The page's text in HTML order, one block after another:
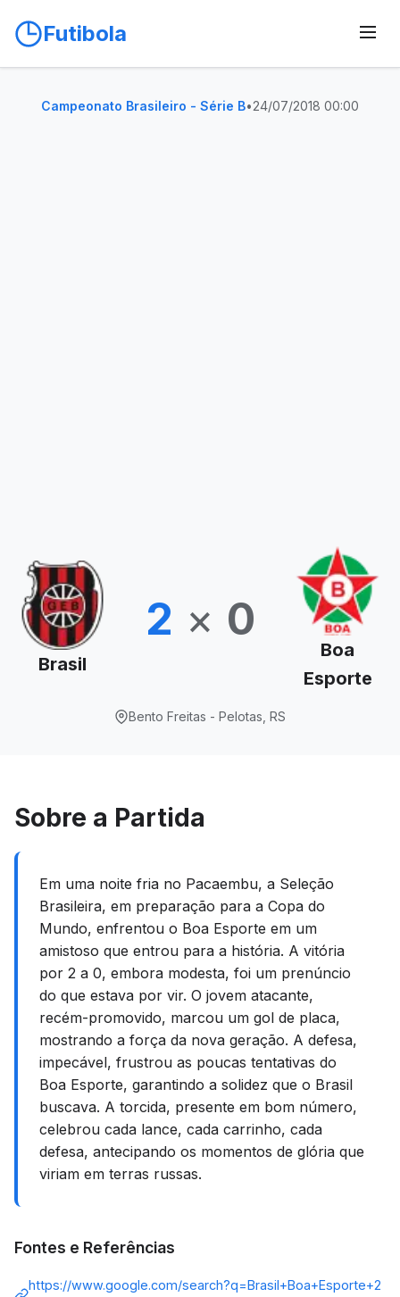
Futibola
Campeonato Brasileiro - Série B•24/07/2018 00:00
Brasil
2 × 0
Boa
Esporte
Bento Freitas - Pelotas, RS
Sobre a Partida
Em uma noite fria no Pacaembu, a Seleção
Brasileira, em preparação para a Copa do
Mundo, enfrentou o Boa Esporte em um
amistoso que entrou para a história. A vitória
por 2 a 0, embora modesta, foi um prenúncio
do que estava por vir. O jovem atacante,
recém-promovido, marcou um gol de placa,
mostrando a força da nova geração. A defesa,
impecável, frustrou as poucas tentativas do
Boa Esporte, garantindo a solidez que o Brasil
buscava. A torcida, presente em bom número,
celebrou cada lance, cada carrinho, cada
defesa, antecipando os momentos de glória que
viriam em terras russas.
Fontes e Referências
https://www.google.com/search?q=Brasil+Boa+Esporte+2